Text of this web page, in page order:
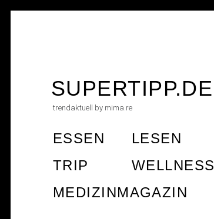
SUPERTIPP.DE
trendaktuell by mima.re
ESSEN
LESEN
TRIP
WELLNESS
MEDIZINMAGAZIN